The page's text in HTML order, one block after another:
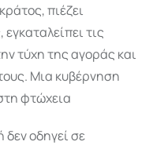
πιέζει
τις
τύχη της αγοράς και
Μια κυβέρνηση
φτώχεια
δεν οδηγεί σε